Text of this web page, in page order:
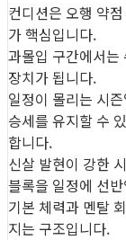
컨디션은 오행 약
가 핵심입니다.
과몰입 구간에서는
장치가 됩니다.
일정이 몰리는 시
승세를 유지할 수
합니다.
신살 발현이 강한
블록을 일정에 선
기본 체력과 멘탈
지는 구조입니다.